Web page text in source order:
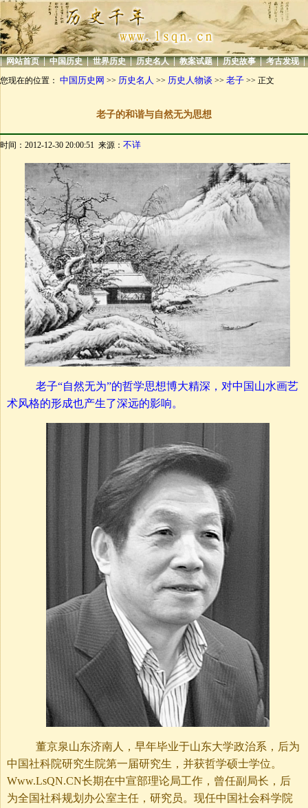
| 网站首页 | 中国历史 | 世界历史 | 历史名人 | 教案试题 | 历史故事 | 考古发现 |
您现在的位置： 中国历史网 >> 历史名人 >> 历史人物谈 >> 老子 >> 正文
老子的和谐与自然无为思想
时间：2012-12-30 20:00:51 来源： 不详
老子“自然无为”的哲学思想博大精深，对中国山水画艺
术风格的形成也产生了深远的影响。
董京泉山东济南人，早年毕业于山东大学政治系，后为
中国社科院研究生院第一届研究生，并获哲学硕士学位。
Www.LsQN.CN长期在中宣部理论局工作，曾任副局长，后
为全国社科规划办公室主任，研究员。现任中国社会科学院